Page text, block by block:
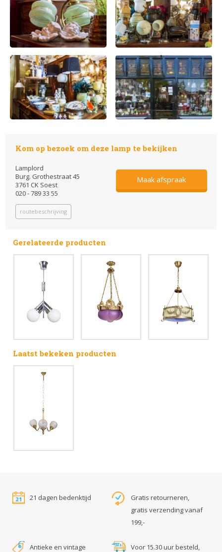
Kom op bezoek om deze lamp te bekijken
Lamplord
Burg. Grothestraat 45
3761 CK Soest
020 - 789 33 55
routebeschrijving
Maak afspraak
Gerelateerde producten
Laatst bekeken producten
21 dagen bedenktijd
Gratis retourneren,
gratis verzending vanaf
199,-
Antieke en vintage
Voor 15.30 uur besteld,